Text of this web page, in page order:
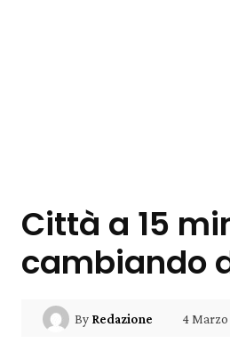
Città a 15
cambiando
By Redazione 4 Marzo